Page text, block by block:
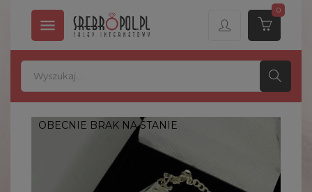

0
OBECNIE BRAK NA STANIE